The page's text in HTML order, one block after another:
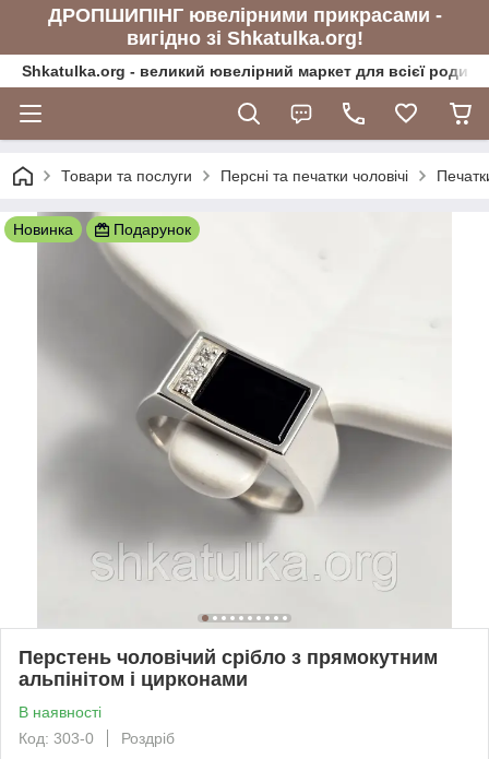
ДРОПШИПІНГ ювелірними прикрасами -
вигідно зі Shkatulka.org!
Shkatulka.org - великий ювелірний маркет для всієї
Товари та послуги Персні та печатки чоловічі
Новинка Подарунок
Перстень чоловічий срібло з прямокутним
альпінітом і цирконами
В наявності
Код: 303-0
Роздріб